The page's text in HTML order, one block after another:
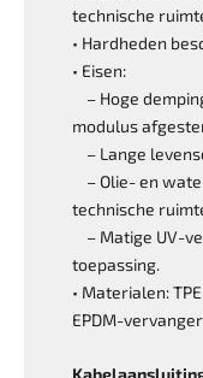
technische
• Hardheden
• Eisen:
– Hoge
modulus
– Lange
– Olie- en
technische
– Matige UV-
toepassing.
• Materialen:
EPDM-